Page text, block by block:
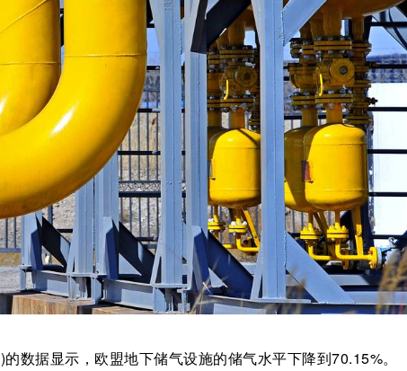
数据显示，欧盟地下储气设施的储气水平下降到70.15%。